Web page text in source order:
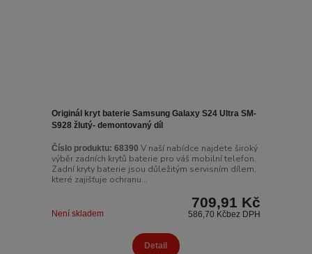
Originál kryt baterie Samsung Galaxy S24 Ultra SM-
S928 žlutý- demontovaný díl
Číslo produktu: 68390 V naší nabídce najdete široký
výběr zadních krytů baterie pro váš mobilní telefon.
Zadní kryty baterie jsou důležitým servisním dílem,
které zajišťuje ochranu...
709,91 Kč
586,70 Kčbez DPH
Není skladem
Detail